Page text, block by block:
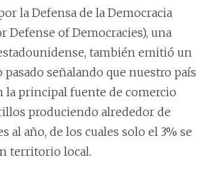
la Defensa de la Democracia
Defense of Democracies), una
también emitió un
señalando que nuestro país
la principal fuente de comercio
produciendo alrededor de
al año, de los cuales solo el 3% se
territorio local.